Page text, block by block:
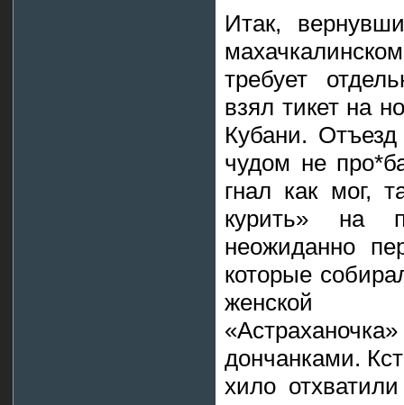
Итак,
требует
взял тикет на
Кубани.
чудом не
гнал как мог,
курить» на
неожиданно
которые
женской
дончанками.
хило